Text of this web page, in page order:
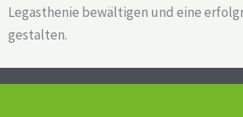
Legasthenie bewältigen und eine
gestalten.